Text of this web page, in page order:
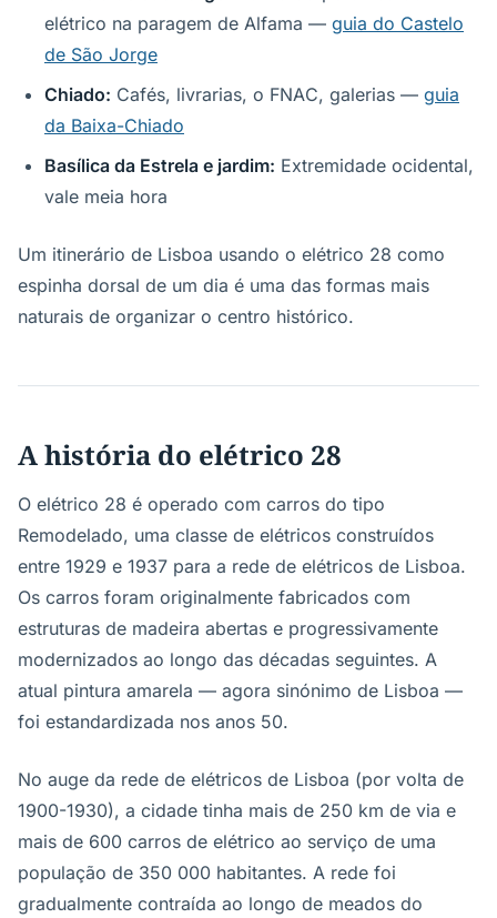
elétrico na paragem de Alfama — guia do Castelo
de São Jorge
Chiado: Cafés, livrarias, o FNAC, galerias — guia
da Baixa-Chiado
Basílica da Estrela e jardim: Extremidade ocidental,
vale meia hora
Um itinerário de Lisboa usando o elétrico 28 como
espinha dorsal de um dia é uma das formas mais
naturais de organizar o centro histórico.
A história do elétrico 28
O elétrico 28 é operado com carros do tipo
Remodelado, uma classe de elétricos construídos
entre 1929 e 1937 para a rede de elétricos de Lisboa.
Os carros foram originalmente fabricados com
estruturas de madeira abertas e progressivamente
modernizados ao longo das décadas seguintes. A
atual pintura amarela — agora sinónimo de Lisboa —
foi estandardizada nos anos 50.
No auge da rede de elétricos de Lisboa (por volta de
1900-1930), a cidade tinha mais de 250 km de via e
mais de 600 carros de elétrico ao serviço de uma
população de 350 000 habitantes. A rede foi
gradualmente contraída ao longo de meados do